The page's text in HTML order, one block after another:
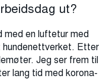
ut?
med en luftetur med
hundenettverket. Etter
Jeg ser frem til
lang tid med korona-